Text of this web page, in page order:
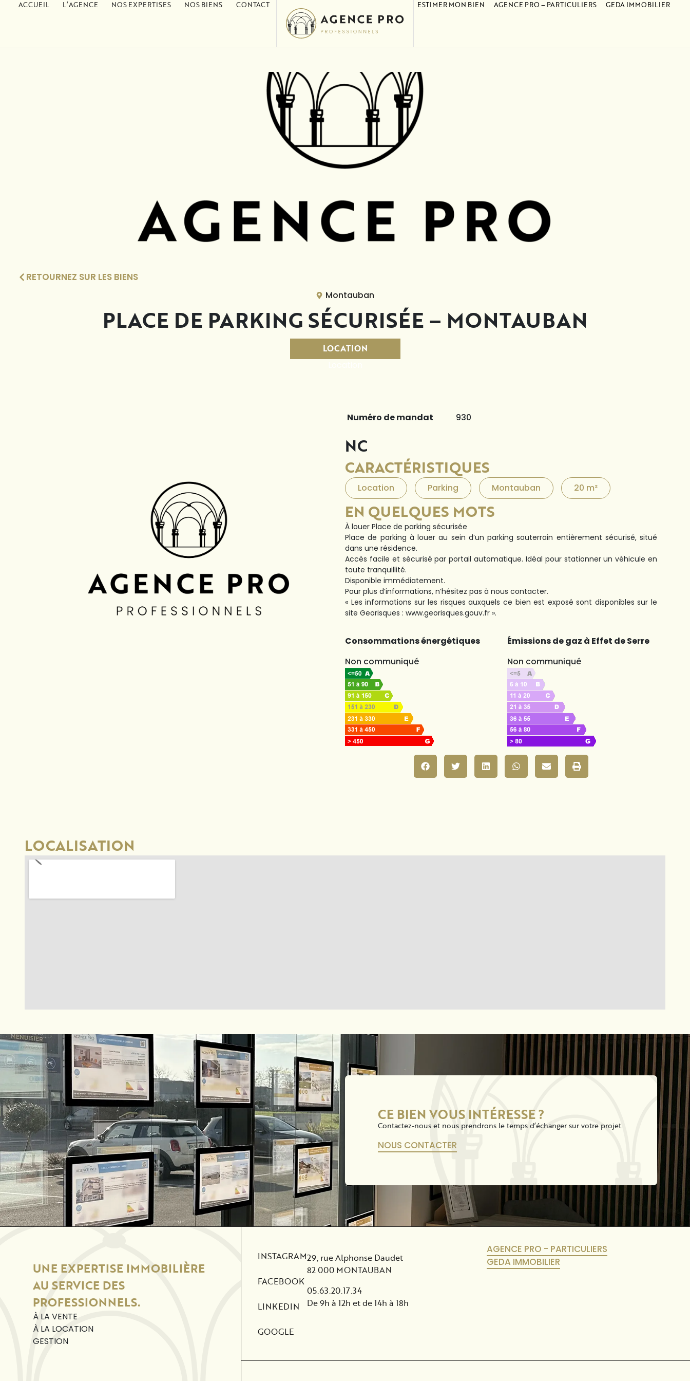
ACCUEIL L’AGENCE NOS EXPERTISES NOS BIENS CONTACT ESTIMER MON BIEN AGENCE PRO – PARTICULIERS GEDA IMMOBILIER
RETOURNEZ SUR LES BIENS
Montauban
PLACE DE PARKING SÉCURISÉE – MONTAUBAN
LOCATION
Numéro de mandat 930
NC
CARACTÉRISTIQUES
Location Parking Montauban 20 m²
EN QUELQUES MOTS
À louer Place de parking sécurisée
Place de parking à louer au sein d’un parking souterrain entièrement sécurisé, situé
dans une résidence.
Accès facile et sécurisé par portail automatique. Idéal pour stationner un véhicule en
toute tranquillité.
Disponible immédiatement.
Pour plus d’informations, n’hésitez pas à nous contacter.
« Les informations sur les risques auxquels ce bien est exposé sont disponibles sur le
site Georisques : www.georisques.gouv.fr ».
Consommations énergétiques
Non communiqué
Émissions de gaz à Effet de Serre
Non communiqué
LOCALISATION
CE BIEN VOUS INTÉRESSE ?
Contactez-nous et nous prendrons le temps d’échanger sur votre projet.
NOUS CONTACTER
UNE EXPERTISE IMMOBILIÈRE
AU SERVICE DES
PROFESSIONNELS.
À LA VENTE
À LA LOCATION
GESTION
INSTAGRAM
FACEBOOK
LINKEDIN
GOOGLE
29, rue Alphonse Daudet
82 000 MONTAUBAN
05.63.20.17.34
De 9h à 12h et de 14h à 18h
AGENCE PRO - PARTICULIERS
GEDA IMMOBILIER